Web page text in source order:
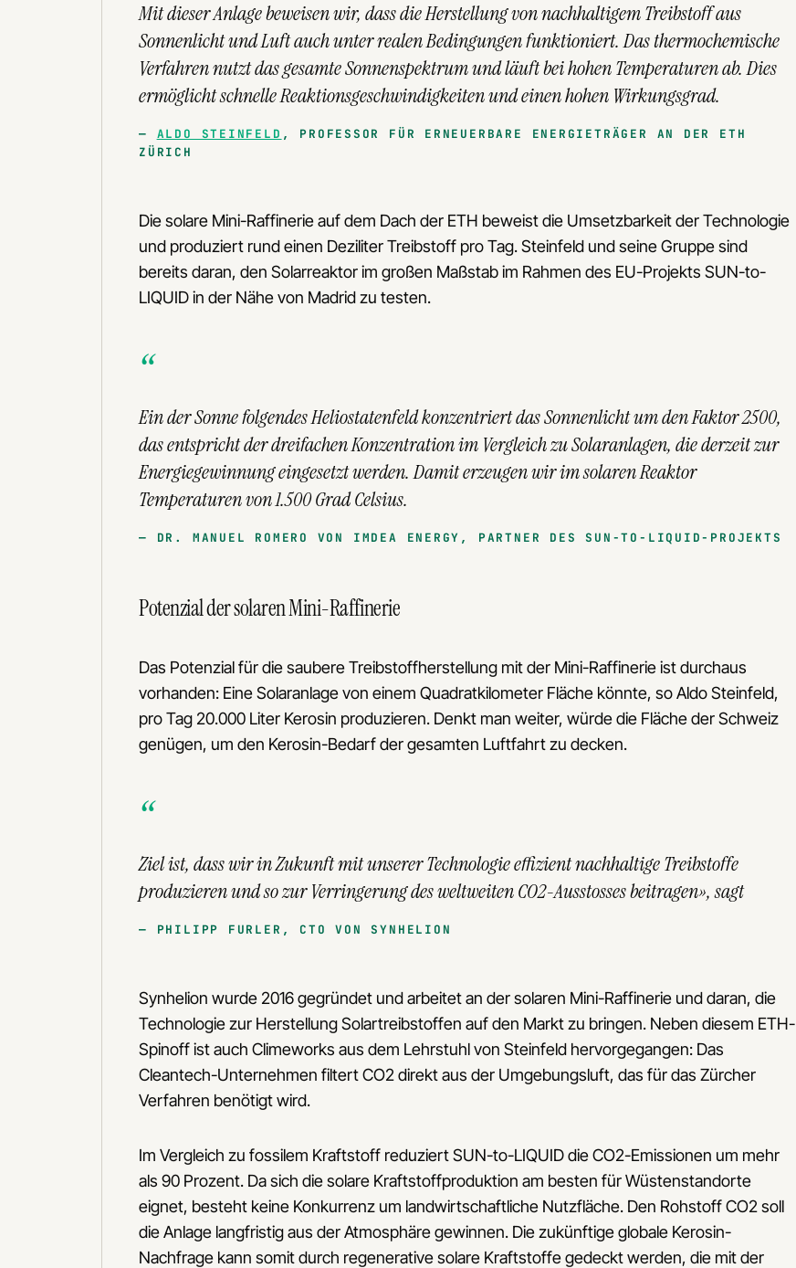
Mit dieser Anlage beweisen wir, dass die Herstellung von nachhaltigem Treibstoff aus
Sonnenlicht und Luft auch unter realen Bedingungen funktioniert. Das thermochemische
Verfahren nutzt das gesamte Sonnenspektrum und läuft bei hohen Temperaturen ab. Dies
ermöglicht schnelle Reaktionsgeschwindigkeiten und einen hohen Wirkungsgrad.
ALDO STEINFELD , PROFESSOR FÜR ERNEUERBARE ENERGIETRÄGER AN DER ETH
ZÜRICH
Die solare Mini-Raffinerie auf dem Dach der ETH beweist die Umsetzbarkeit der Technologie
und produziert rund einen Deziliter Treibstoff pro Tag. Steinfeld und seine Gruppe sind
bereits daran, den Solarreaktor im großen Maßstab im Rahmen des EU-Projekts SUN-to-
LIQUID in der Nähe von Madrid zu testen.
Ein der Sonne folgendes Heliostatenfeld konzentriert das Sonnenlicht um den Faktor 2500,
das entspricht der dreifachen Konzentration im Vergleich zu Solaranlagen, die derzeit zur
Energiegewinnung eingesetzt werden. Damit erzeugen wir im solaren Reaktor
Temperaturen von 1.500 Grad Celsius.
DR. MANUEL ROMERO VON IMDEA ENERGY, PARTNER DES SUN-TO-LIQUID-PROJEKTS
Potenzial der solaren Mini-Raffinerie
Das Potenzial für die saubere Treibstoffherstellung mit der Mini-Raffinerie ist durchaus
vorhanden: Eine Solaranlage von einem Quadratkilometer Fläche könnte, so Aldo Steinfeld,
pro Tag 20.000 Liter Kerosin produzieren. Denkt man weiter, würde die Fläche der Schweiz
genügen, um den Kerosin-Bedarf der gesamten Luftfahrt zu decken.
Ziel ist, dass wir in Zukunft mit unserer Technologie effizient nachhaltige Treibstoffe
produzieren und so zur Verringerung des weltweiten CO2-Ausstosses beitragen», sagt
PHILIPP FURLER, CTO VON SYNHELION
Synhelion wurde 2016 gegründet und arbeitet an der solaren Mini-Raffinerie und daran, die
Technologie zur Herstellung Solartreibstoffen auf den Markt zu bringen. Neben diesem ETH-
Spinoff ist auch Climeworks aus dem Lehrstuhl von Steinfeld hervorgegangen: Das
Cleantech-Unternehmen filtert CO2 direkt aus der Umgebungsluft, das für das Zürcher
Verfahren benötigt wird.
Im Vergleich zu fossilem Kraftstoff reduziert SUN-to-LIQUID die CO2-Emissionen um mehr
als 90 Prozent. Da sich die solare Kraftstoffproduktion am besten für Wüstenstandorte
eignet, besteht keine Konkurrenz um landwirtschaftliche Nutzfläche. Den Rohstoff CO2 soll
die Anlage langfristig aus der Atmosphäre gewinnen. Die zukünftige globale Kerosin-
Nachfrage kann somit durch regenerative solare Kraftstoffe gedeckt werden, die mit der